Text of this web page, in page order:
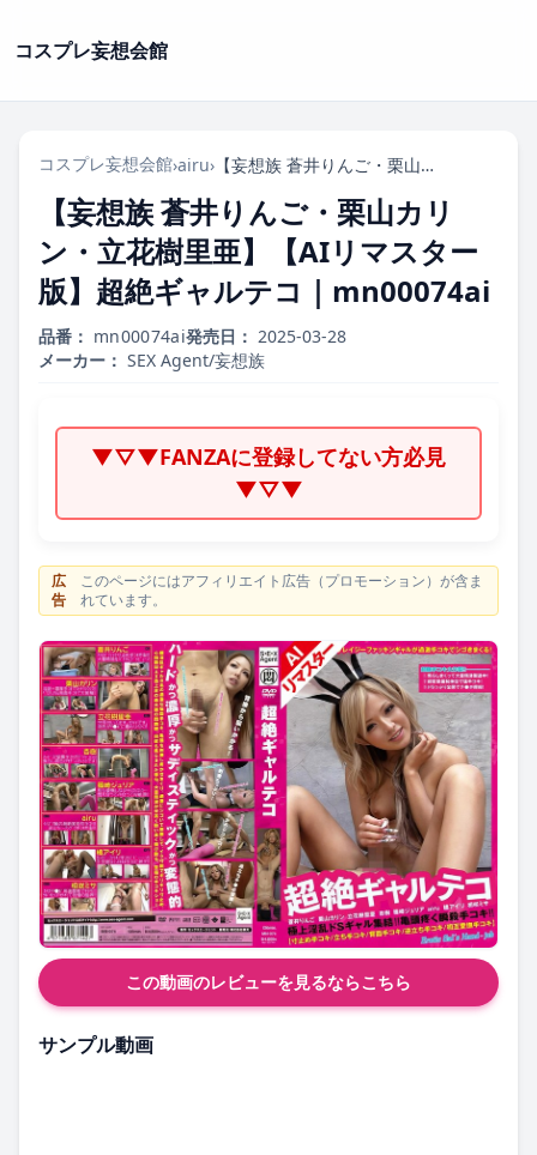
コスプレ妄想会館
コスプレ妄想会館›airu› 【妄想族 蒼井りんご・栗山カリン・立花樹里亜】【AIリマスター版】超絶ギャルテコ｜mn00074ai
【妄想族 蒼井りんご・栗山カリ
ン・立花樹里亜】【AIリマスター
版】超絶ギャルテコ｜mn00074ai
品番： mn00074ai発売日： 2025-03-28
メーカー： SEX Agent/妄想族
▼▽▼FANZAに登録してない方必見
▼▽▼
広
告
このページにはアフィリエイト広告（プロモーション）が含ま
れています。
この動画のレビューを見るならこちら
サンプル動画